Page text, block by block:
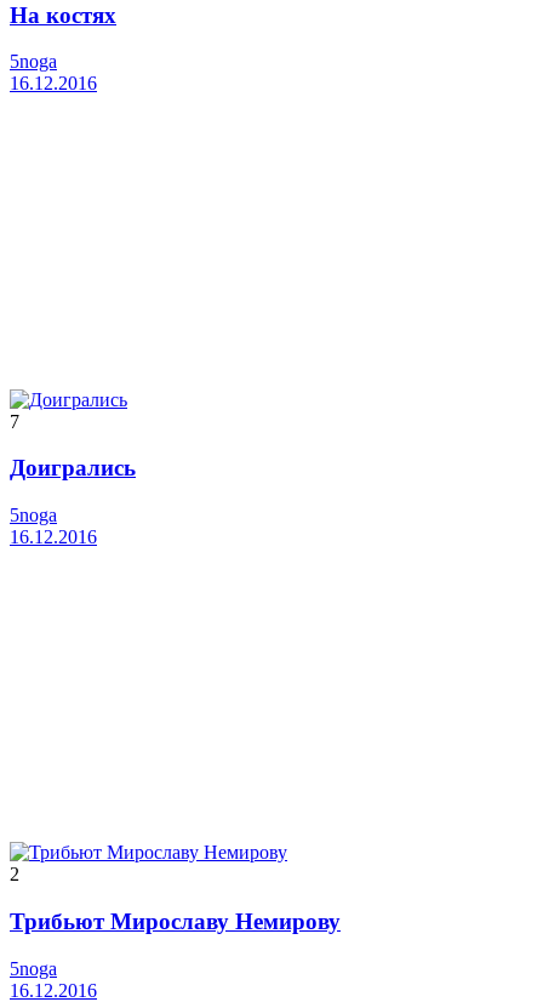
На костях
5noga
16.12.2016
7
Доигрались
5noga
16.12.2016
2
Трибьют Мирославу Немирову
5noga
16.12.2016